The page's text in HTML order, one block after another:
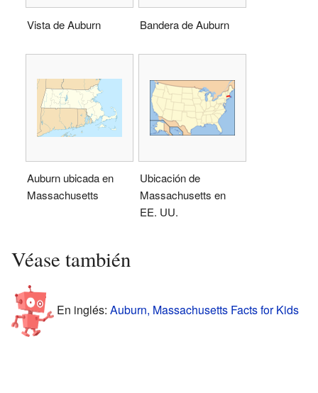
Vista de Auburn Bandera de Auburn
Auburn ubicada en
Massachusetts
Ubicación de
Massachusetts en
EE. UU.
Véase también
En inglés: Auburn, Massachusetts Facts for Kids